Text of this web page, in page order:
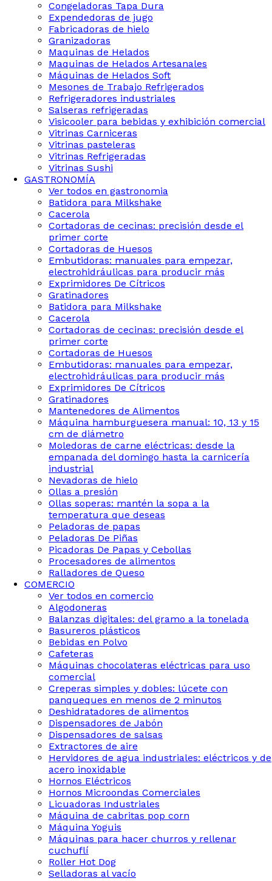
Congeladoras Tapa Dura
Expendedoras de jugo
Fabricadoras de hielo
Granizadoras
Maquinas de Helados
Maquinas de Helados Artesanales
Máquinas de Helados Soft
Mesones de Trabajo Refrigerados
Refrigeradores industriales
Salseras refrigeradas
Visicooler para bebidas y exhibición comercial
Vitrinas Carniceras
Vitrinas pasteleras
Vitrinas Refrigeradas
Vitrinas Sushi
GASTRONOMÍA
Ver todos en gastronomia
Batidora para Milkshake
Cacerola
Cortadoras de cecinas: precisión desde el
primer corte
Cortadoras de Huesos
Embutidoras: manuales para empezar,
electrohidráulicas para producir más
Exprimidores De Cítricos
Gratinadores
Batidora para Milkshake
Cacerola
Cortadoras de cecinas: precisión desde el
primer corte
Cortadoras de Huesos
Embutidoras: manuales para empezar,
electrohidráulicas para producir más
Exprimidores De Cítricos
Gratinadores
Mantenedores de Alimentos
Máquina hamburguesera manual: 10, 13 y 15
cm de diámetro
Moledoras de carne eléctricas: desde la
empanada del domingo hasta la carnicería
industrial
Nevadoras de hielo
Ollas a presión
Ollas soperas: mantén la sopa a la
temperatura que deseas
Peladoras de papas
Peladoras De Piñas
Picadoras De Papas y Cebollas
Procesadores de alimentos
Ralladores de Queso
COMERCIO
Ver todos en comercio
Algodoneras
Balanzas digitales: del gramo a la tonelada
Basureros plásticos
Bebidas en Polvo
Cafeteras
Máquinas chocolateras eléctricas para uso
comercial
Creperas simples y dobles: lúcete con
panqueques en menos de 2 minutos
Deshidratadores de alimentos
Dispensadores de Jabón
Dispensadores de salsas
Extractores de aire
Hervidores de agua industriales: eléctricos y de
acero inoxidable
Hornos Eléctricos
Hornos Microondas Comerciales
Licuadoras Industriales
Máquina de cabritas pop corn
Máquina Yoguis
Máquinas para hacer churros y rellenar
cuchuflí
Roller Hot Dog
Selladoras al vacío